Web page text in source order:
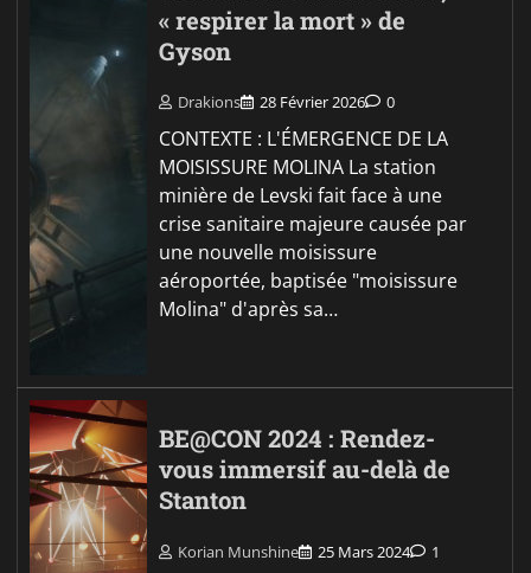
« respirer la mort » de
Gyson
Drakions 28 Février 2026 0
CONTEXTE : L'ÉMERGENCE DE LA
MOISISSURE MOLINA La station
minière de Levski fait face à une
crise sanitaire majeure causée par
une nouvelle moisissure
aéroportée, baptisée "moisissure
Molina" d'après sa…
BE@CON 2024 : Rendez-
vous immersif au-delà de
Stanton
Korian Munshine 25 Mars 2024 1